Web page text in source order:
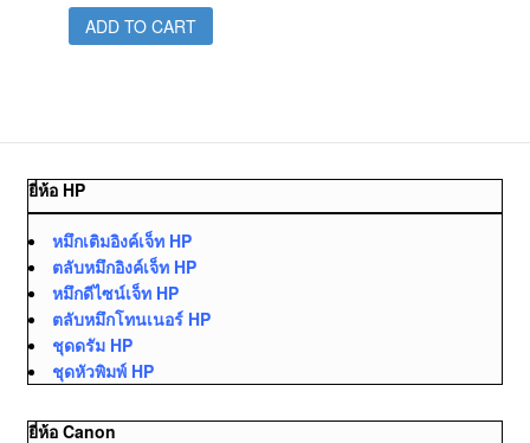
ADD TO CART
ยี่ห้อ HP
หมึกเติมอิงค์เจ็ท HP
ตลับหมึกอิงค์เจ็ท HP
หมึกดีไซน์เจ็ท HP
ตลับหมึกโทนเนอร์ HP
ชุดดรัม HP
ชุดหัวพิมพ์ HP
ยี่ห้อ Canon